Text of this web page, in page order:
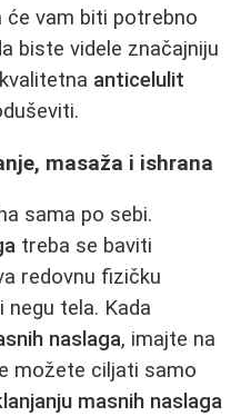
će vam biti potrebno
biste videle značajniju
anticelulit
masaža i ishrana
sama po sebi.
treba se baviti
redovnu fizičku
tela. Kada
naslaga, imajte na
možete ciljati samo
masnih naslaga